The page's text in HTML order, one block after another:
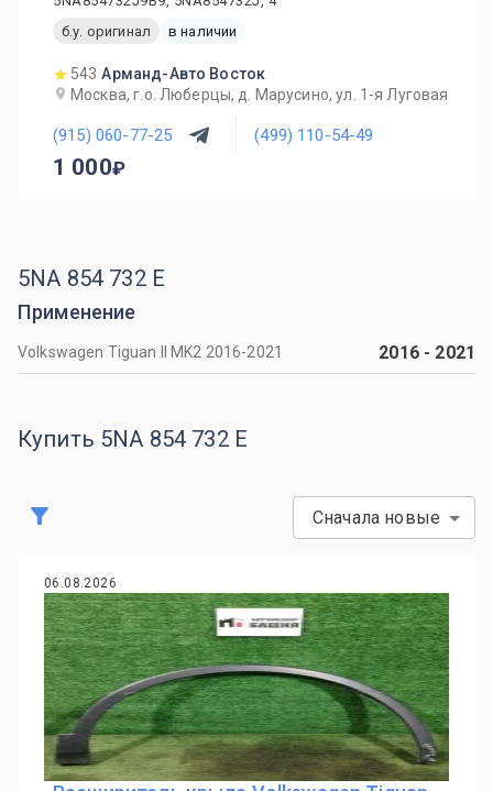
б.у. оригинал
в наличии
543 Арманд-Авто Восток
Москва, г.о. Люберцы, д. Марусино, ул. 1-я Луговая
(915) 060-77-25 (499) 110-54-49
1 000
5NA 854 732 E
Применение
Volkswagen Tiguan II MK2 2016-2021 2016- 2021
Купить 5NA 854 732 E
Сначала новые
06.08.2026